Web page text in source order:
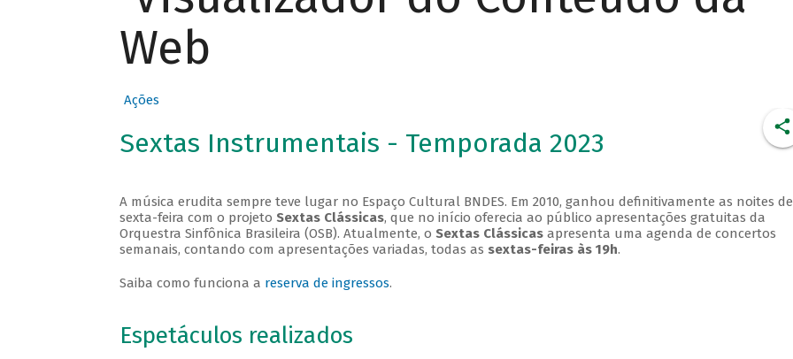
Web
Ações
Sextas Instrumentais - Temporada 2023
A música erudita sempre teve lugar no Espaço Cultural BNDES. Em 2010, ganhou definitivamente as noites de
sexta-feira com o projeto Sextas Clássicas, que no início oferecia ao público apresentações gratuitas da
Orquestra Sinfônica Brasileira (OSB). Atualmente, o Sextas Clássicasapresenta uma agenda de concertos
semanais, contando com apresentações variadas, todas as sextas-feiras às 19h.
Saiba como funciona a reserva de ingressos.
Espetáculos realizados